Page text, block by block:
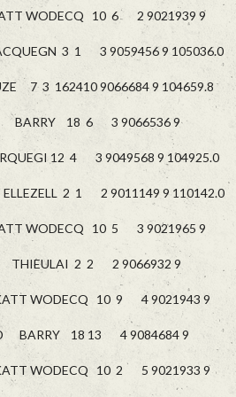
WODECQ 10 6 2 9021939 9
3 1 3 9059456 9 105036.0
7 3 162410 9066684 9 104659.8
BARRY 18 6 3 9066536 9
12 4 3 9049568 9 104925.0
2 1 2 9011149 9 110142.0
WODECQ 10 5 3 9021965 9
THIEULAI 2 2 2 9066932 9
KATT WODECQ 10 9 4 9021943 9
BARRY 18 13 4 9084684 9
KATT WODECQ 10 2 5 9021933 9